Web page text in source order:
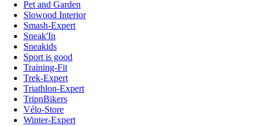
Pet and Garden
Slowood Interior
Smash-Expert
Sneak'In
Sneakids
Sport is good
Training-Fit
Trek-Expert
Triathlon-Expert
TripnBikers
Vélo-Store
Winter-Expert